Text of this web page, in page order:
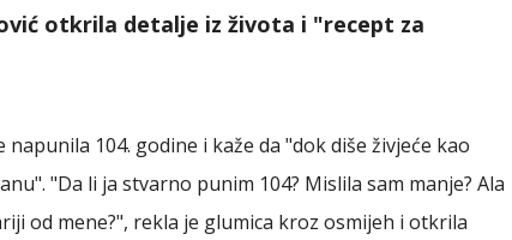
otkrila detalje iz života i "recept za
104. godine i kaže da "dok diše živjeće kao
"Da li ja stvarno punim 104? Mislila sam manje? Ala
od mene?", rekla je glumica kroz osmijeh i otkrila